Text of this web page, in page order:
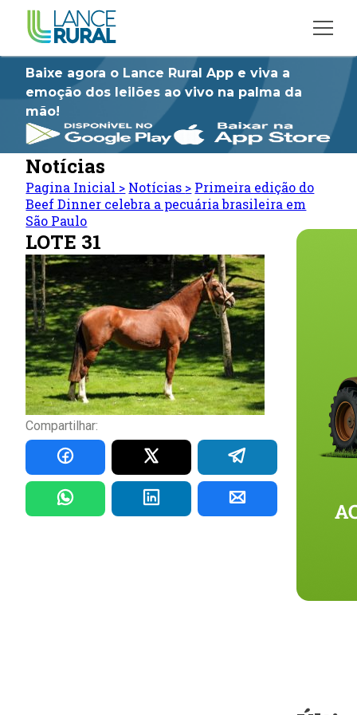
Baixe agora o Lance Rural App e viva a
emoção dos leilões ao vivo na palma da
mão!
Notícias
Pagina Inicial > Notícias > Primeira edição do
Beef Dinner celebra a pecuária brasileira em
São Paulo
LOTE 31
Compartilhar: